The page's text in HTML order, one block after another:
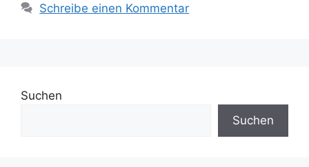
Schreibe einen Kommentar
Suchen
Suchen